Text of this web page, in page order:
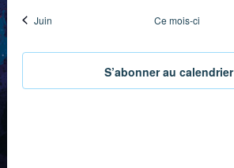
Juin Ce mois-ci
S’abonner au calendrier